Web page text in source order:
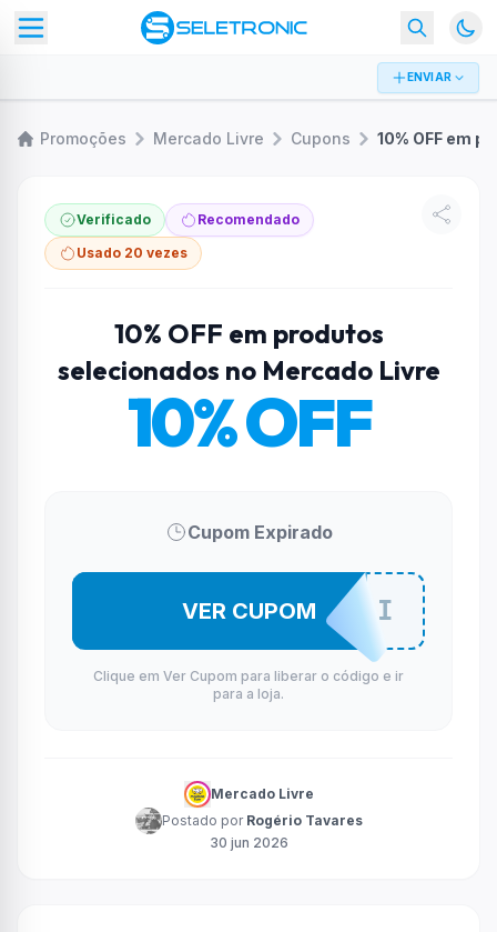
ENVIAR
Promoções Mercado Livre Cupons
Verificado
Recomendado
Usado 20 vezes
10% OFF em produtos
selecionados no Mercado Livre
10% OFF
Cupom Expirado
OFFNOMELI
VER CUPOM
Clique em Ver Cupom para liberar o código e ir
para a loja.
Mercado Livre
Postado por Rogério Tavares
30 jun 2026